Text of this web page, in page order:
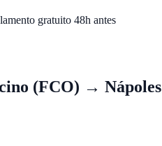
gratuito 48h antes
(FCO) → Nápoles